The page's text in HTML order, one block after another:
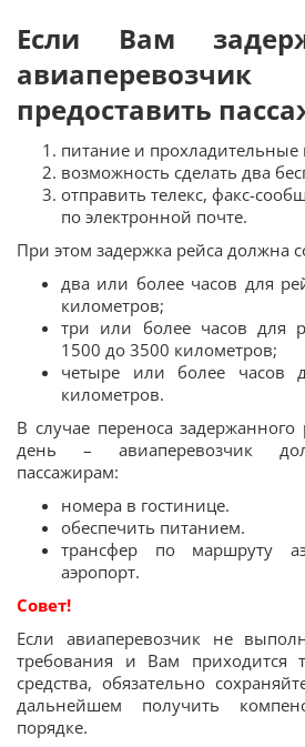
Если Вам
предоставить
питание и прохладительные
возможность сделать два
отправить телекс, факс-
по электронной почте.
При этом задержка рейса должна
два или более часов для
километров;
три или более часов для
1500 до 3500 километров;
четыре или более часов
километров.
В случае переноса
день – авиаперевозчик
пассажирам:
номера в гостинице.
обеспечить питанием.
трансфер по маршруту
аэропорт.
Совет!
Если авиаперевозчик не
требования и Вам приходится
средства, обязательно
дальнейшем получить
порядке.